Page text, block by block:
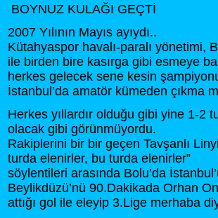
BOYNUZ KULAĞI GEÇTİ
2007 Yılının Mayıs ayıydı..
Kütahyaspor havalı-paralı yönetimi,
ile birden bire kasırga gibi esmeye
herkes gelecek sene kesin
İstanbul’da amatör kümeden çıkma
Herkes yıllardır olduğu gibi yine 1-2
olacak gibi görünmüyordu.
Rakiplerini bir bir geçen Tavşanlı
turda elenirler, bu turda elenirler”
söylentileri arasında Bolu’da
Beylikdüzü’nü 90.Dakikada Orhan
attığı gol ile eleyip 3.Lige merhaba